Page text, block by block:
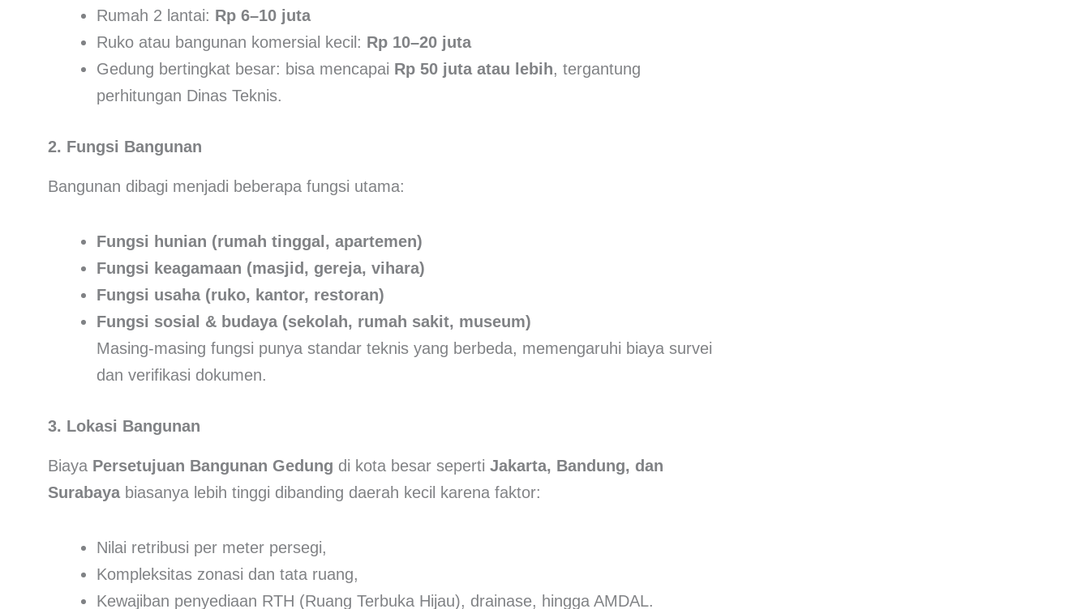
Rumah 2 lantai: Rp 6–10 juta
Ruko atau bangunan komersial kecil: Rp 10–20 juta
Gedung bertingkat besar: bisa mencapai Rp 50 juta atau lebih, tergantung
perhitungan Dinas Teknis.
2. Fungsi Bangunan
Bangunan dibagi menjadi beberapa fungsi utama:
Fungsi hunian (rumah tinggal, apartemen)
Fungsi keagamaan (masjid, gereja, vihara)
Fungsi usaha (ruko, kantor, restoran)
Fungsi sosial & budaya (sekolah, rumah sakit, museum)
Masing-masing fungsi punya standar teknis yang berbeda, memengaruhi biaya survei
dan verifikasi dokumen.
3. Lokasi Bangunan
Biaya Persetujuan Bangunan Gedung di kota besar seperti Jakarta, Bandung, dan
Surabayabiasanya lebih tinggi dibanding daerah kecil karena faktor:
Nilai retribusi per meter persegi,
Kompleksitas zonasi dan tata ruang,
Kewajiban penyediaan RTH (Ruang Terbuka Hijau), drainase, hingga AMDAL.